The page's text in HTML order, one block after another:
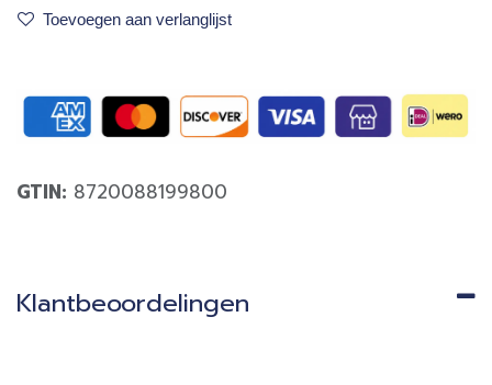
Toevoegen aan verlanglijst
GTIN: 8720088199800
Klantbeoordelingen